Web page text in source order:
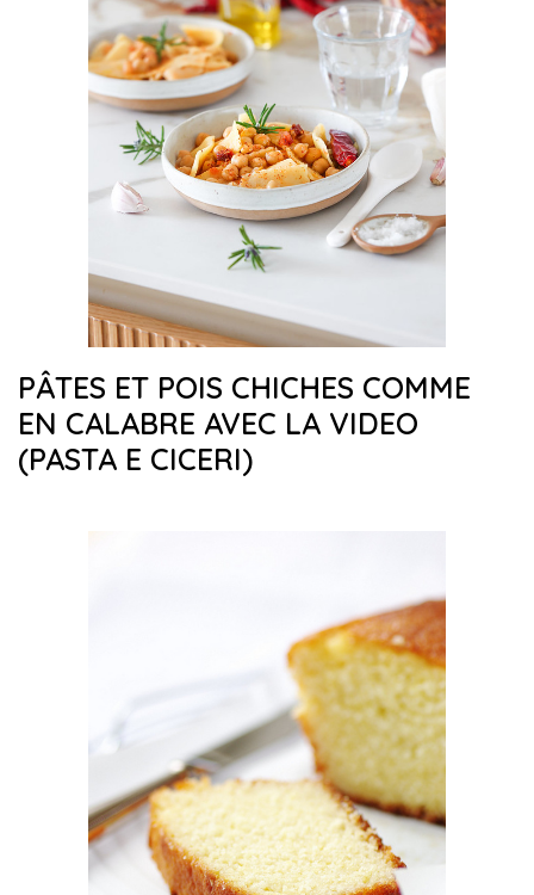
PÂTES ET POIS CHICHES COMME
EN CALABRE AVEC LA VIDEO
(PASTA E CICERI)